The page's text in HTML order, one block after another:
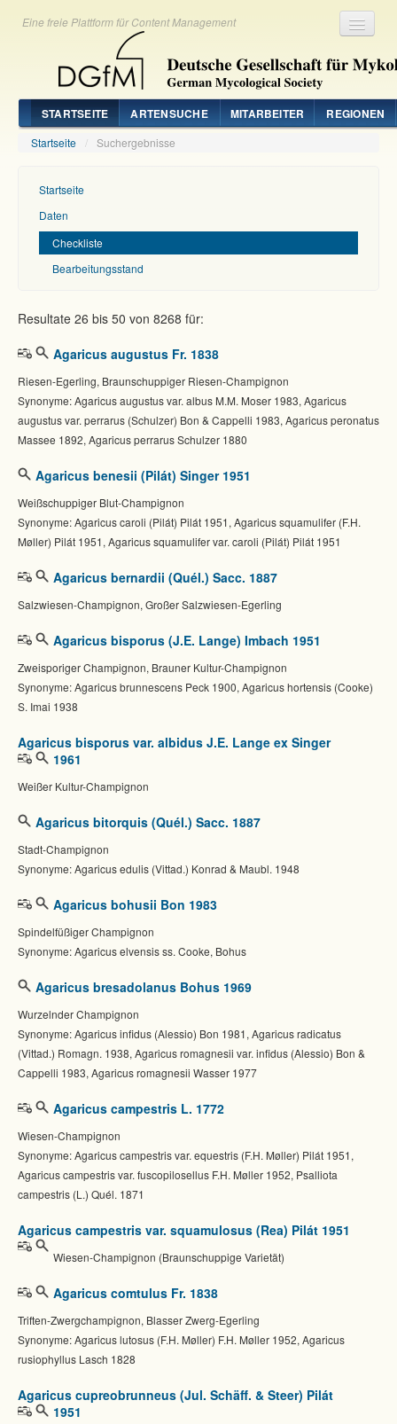
Eine freie Plattform für Content Management
STARTSEITE ARTENSUCHE MITARBEITER REGIONEN
Startseite / Suchergebnisse
Startseite
Daten
Checkliste
Bearbeitungsstand
Resultate 26 bis 50 von 8268 für:
Agaricus augustus Fr. 1838
Riesen-Egerling, Braunschuppiger Riesen-Champignon
Synonyme: Agaricus augustus var. albus M.M. Moser 1983, Agaricus
augustus var. perrarus (Schulzer) Bon & Cappelli 1983, Agaricus peronatus
Massee 1892, Agaricus perrarus Schulzer 1880
Agaricus benesii (Pilát) Singer 1951
Weißschuppiger Blut-Champignon
Synonyme: Agaricus caroli (Pilát) Pilát 1951, Agaricus squamulifer (F.H.
Møller) Pilát 1951, Agaricus squamulifer var. caroli (Pilát) Pilát 1951
Agaricus bernardii (Quél.) Sacc. 1887
Salzwiesen-Champignon, Großer Salzwiesen-Egerling
Agaricus bisporus (J.E. Lange) Imbach 1951
Zweisporiger Champignon, Brauner Kultur-Champignon
Synonyme: Agaricus brunnescens Peck 1900, Agaricus hortensis (Cooke)
S. Imai 1938
Agaricus bisporus var. albidus J.E. Lange ex Singer
1961
Weißer Kultur-Champignon
Agaricus bitorquis (Quél.) Sacc. 1887
Stadt-Champignon
Synonyme: Agaricus edulis (Vittad.) Konrad & Maubl. 1948
Agaricus bohusii Bon 1983
Spindelfüßiger Champignon
Synonyme: Agaricus elvensis ss. Cooke, Bohus
Agaricus bresadolanus Bohus 1969
Wurzelnder Champignon
Synonyme: Agaricus infidus (Alessio) Bon 1981, Agaricus radicatus
(Vittad.) Romagn. 1938, Agaricus romagnesii var. infidus (Alessio) Bon &
Cappelli 1983, Agaricus romagnesii Wasser 1977
Agaricus campestris L. 1772
Wiesen-Champignon
Synonyme: Agaricus campestris var. equestris (F.H. Møller) Pilát 1951,
Agaricus campestris var. fuscopilosellus F.H. Møller 1952, Psalliota
campestris (L.) Quél. 1871
Agaricus campestris var. squamulosus (Rea) Pilát 1951
Wiesen-Champignon (Braunschuppige Varietät)
Agaricus comtulus Fr. 1838
Triften-Zwergchampignon, Blasser Zwerg-Egerling
Synonyme: Agaricus lutosus (F.H. Møller) F.H. Møller 1952, Agaricus
rusiophyllus Lasch 1828
Agaricus cupreobrunneus (Jul. Schäff. & Steer) Pilát
1951